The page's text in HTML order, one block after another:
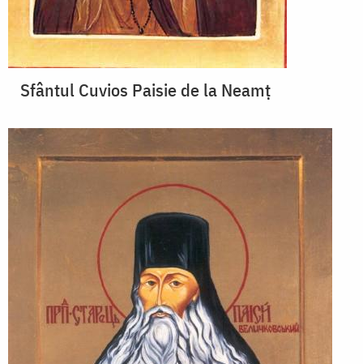
Sfântul Cuvios Paisie de la Neamț